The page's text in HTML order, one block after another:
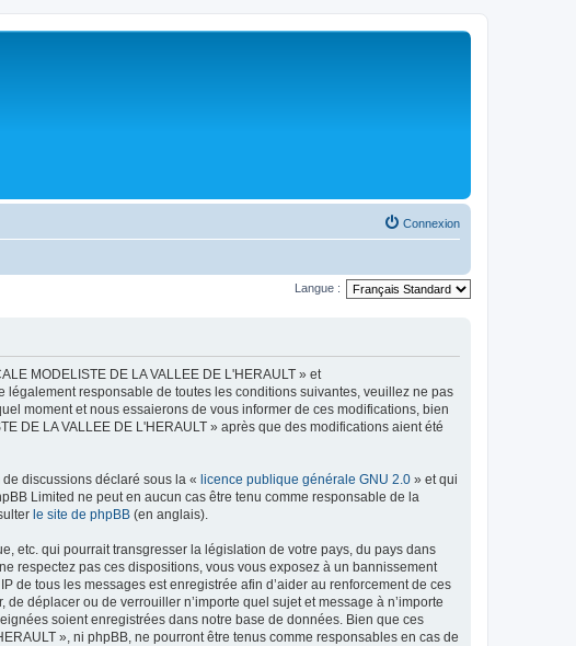
Connexion
Langue :
MODELISTE DE LA VALLEE DE L'HERAULT » et
légalement responsable de toutes les conditions suivantes, veuillez ne pas
moment et nous essaierons de vous informer de ces modifications, bien
DE LA VALLEE DE L'HERAULT » après que des modifications aient été
discussions déclaré sous la « licence publique générale GNU 2.0 » et qui
Limited ne peut en aucun cas être tenu comme responsable de la
le site de phpBB (en anglais).
etc. qui pourrait transgresser la législation de votre pays, du pays dans
respectez pas ces dispositions, vous vous exposez à un bannissement
de tous les messages est enregistrée afin d’aider au renforcement de ces
déplacer ou de verrouiller n’importe quel sujet et message à n’importe
soient enregistrées dans notre base de données. Bien que ces
», ni phpBB, ne pourront être tenus comme responsables en cas de